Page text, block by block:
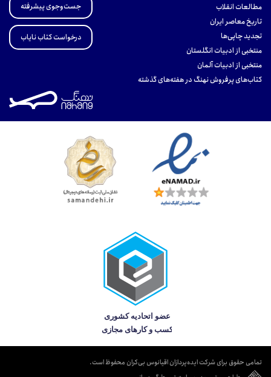
مطالعات انقلاب
تاریخ معاصر ایران
تجدید چاپی‌ها
منتخبی از ادبیات انگلستان
منتخبی از ادبیات آلمان
کتاب‌های پرفروش نهنگ در هفته‌های گذشته
جست‌وجوی پیشرفته
درخواست کتاب نایاب
تمامی حقوق برای شرکت ایده‌پردازان اقیانوس بی‌کران محفوظ است.